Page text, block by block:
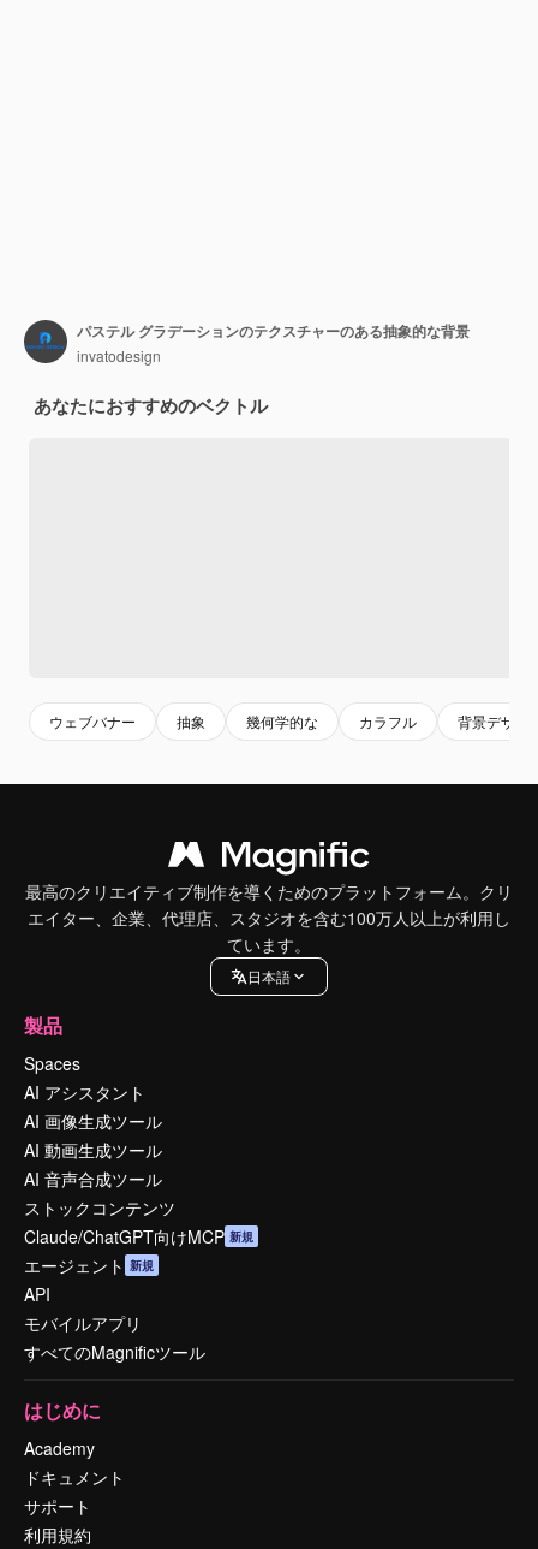
パステル グラデーションのテクスチャーのある抽象的な背景
invatodesign
あなたにおすすめのベクトル
ウェブバナー 抽象 幾何学的な カラフル 背景デザイ
最高のクリエイティブ制作を導くためのプラットフォーム。クリ
エイター、企業、代理店、スタジオを含む100万人以上が利用し
ています。
日本語
製品
Spaces
AI アシスタント
AI 画像生成ツール
AI 動画生成ツール
AI 音声合成ツール
ストックコンテンツ
Claude/ChatGPT向けMCP 新規
エージェント 新規
API
モバイルアプリ
すべてのMagnificツール
はじめに
Academy
ドキュメント
サポート
利用規約